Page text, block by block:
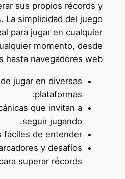
sus propios récords y
La simplicidad del juego
para jugar en cualquier
momento, desde
hasta navegadores web.
jugar en diversas
plataformas.
que invitan a
seguir jugando.
fáciles de entender.
y desafíos
superar récords.